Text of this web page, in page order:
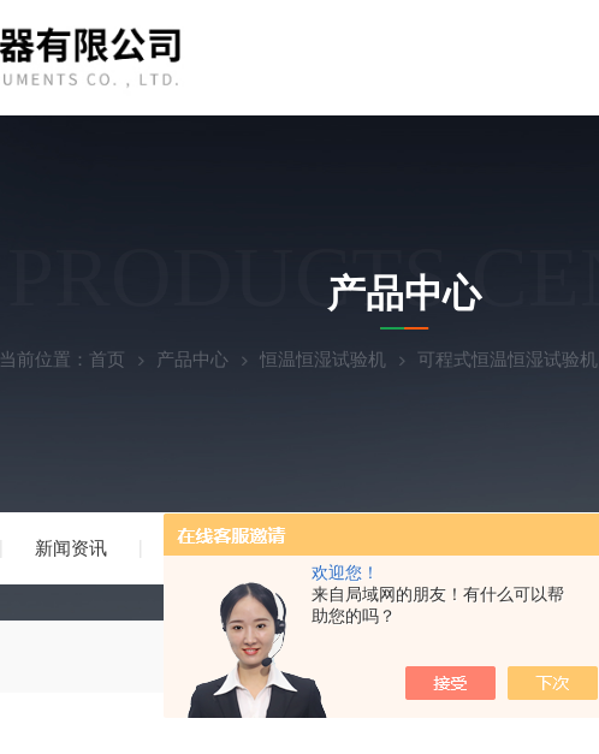
欢迎您！
来自局域网的朋友！有什么可以帮
助您的吗？
新闻资讯 技术文章
PRODUCTS
产品中心
当前位置： 首页 产品中心 恒温恒湿试验机 可程式恒温恒湿试验机